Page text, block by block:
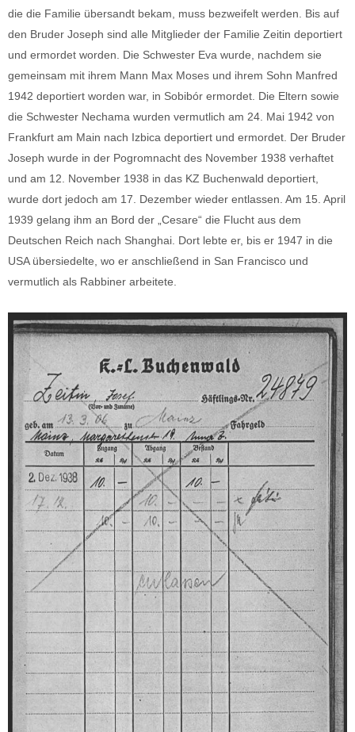
die die Familie übersandt bekam, muss bezweifelt werden. Bis auf
den Bruder Joseph sind alle Mitglieder der Familie Zeitin deportiert
und ermordet worden. Die Schwester Eva wurde, nachdem sie
gemeinsam mit ihrem Mann Max Moses und ihrem Sohn Manfred
1942 deportiert worden war, in Sobibór ermordet. Die Eltern sowie
die Schwester Nechama wurden vermutlich am 24. Mai 1942 von
Frankfurt am Main nach Izbica deportiert und ermordet. Der Bruder
Joseph wurde in der Pogromnacht des November 1938 verhaftet
und am 12. November 1938 in das KZ Buchenwald deportiert,
wurde dort jedoch am 17. Dezember wieder entlassen. Am 15. April
1939 gelang ihm an Bord der „Cesare“ die Flucht aus dem
Deutschen Reich nach Shanghai. Dort lebte er, bis er 1947 in die
USA übersiedelte, wo er anschließend in San Francisco und
vermutlich als Rabbiner arbeitete.